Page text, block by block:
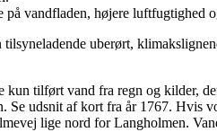
vandfladen, højere luftfugtighed
uberørt,
kun tilført vand fra regn og kilder,
Se udsnit af kort fra år 1767. Hvis
lige nord for Langholmen.